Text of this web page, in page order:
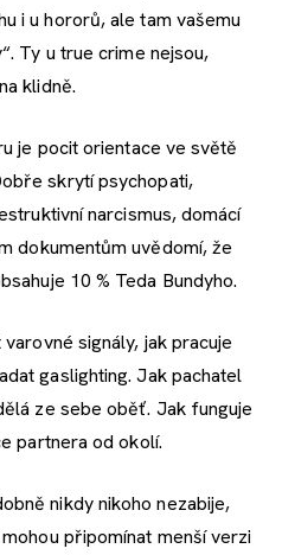
i u hororů, ale tam vašemu
Ty u true crime nejsou,
klidně.
je pocit orientace ve světě
skrytí psychopati,
narcismus, domácí
dokumentům uvědomí, že
10 % Teda Bundyho.
signály, jak pracuje
gaslighting. Jak pachatel
ze sebe oběť. Jak funguje
partnera od okolí.
nikdy nikoho nezabije,
připomínat menší verzi